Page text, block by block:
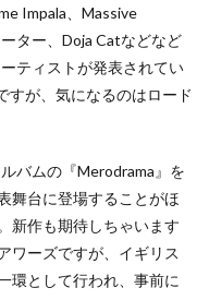
Impala、Massive
ター、Doja Catなどなど
ティストが発表されてい
すが、気になるのはロード
バムの『Merodrama』を
舞台に登場することがほ
新作も期待しちゃいます
ワーズですが、イギリス
環として行われ、事前に